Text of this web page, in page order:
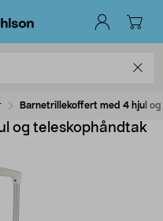
Barnetrillekoffert med 4 hjul
og teleskophåndtak